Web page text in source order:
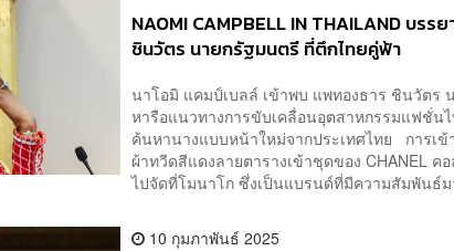
NAOMI CAMPBELL IN THAILAND บรร
ชินวัตร นายกรัฐมนตรี ที่ตึกไทยคู่ฟ้า
นาโอมิ แคมป์เบลล์ เข้าพบ แพทองธาร ชินวัตร
หารือแนวทางการขับเคลื่อนอุตสาหกรรมแฟชั่น
ค้นหานางแบบหน้าใหม่จากประเทศไทย การเ
ผ้าทวีดสีแดงลายตารางเข้าชุดของ CHANEL ค
ไปจัดที่โมนาโก ซึ่งเป็นแบรนด์ที่มีความสัมพันธ์ม
10 กุมภาพันธ์ 2025